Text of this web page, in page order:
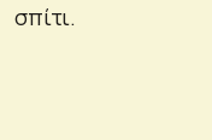
σπίτι.